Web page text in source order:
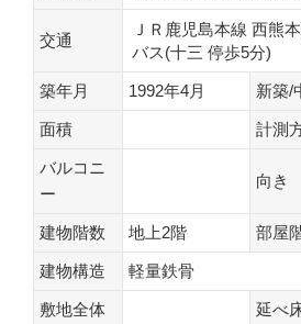
交通
ＪＲ鹿児島本線 西熊
バス(十三 停歩5分)
築年月 1992年4月 新築/
面積 計測
バルコニ
ー
向き
建物階数 地上2階 部屋
建物構造 軽量鉄骨
敷地全体
延べ